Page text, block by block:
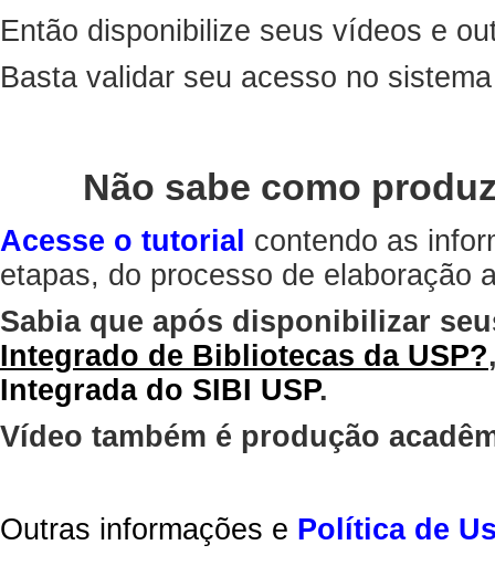
Então disponibilize seus vídeos e
Basta validar seu acesso no
Não sabe como
Acesse o tutorial contendo as
etapas, do processo de elaboração
Sabia que após disponibilizar
Integrado de Bibliotecas da USP?
Integrada do SIBI USP.
Vídeo também é produção
Outras informações e Política de